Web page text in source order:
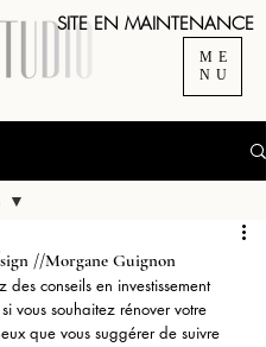
ME
NU
SITE EN MAINTENANCE
//Morgane Guignon
des conseils en investissement
vous souhaitez rénover votre
que vous suggérer de suivre